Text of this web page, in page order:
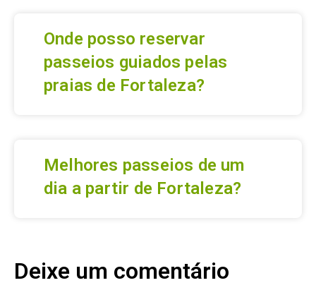
Onde posso reservar
passeios guiados pelas
praias de Fortaleza?
Melhores passeios de um
dia a partir de Fortaleza?
Deixe um comentário